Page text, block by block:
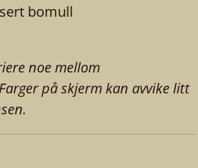
bomull
noe mellom
på skjerm kan avvike litt